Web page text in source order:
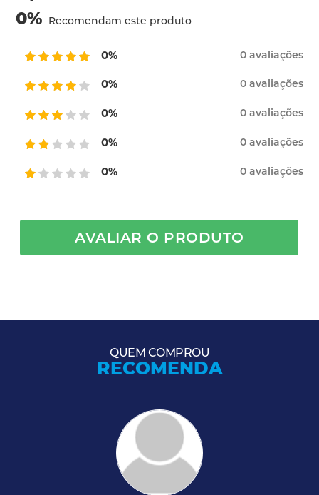
0% Recomendam este produto
0% 0 avaliações
0% 0 avaliações
0% 0 avaliações
0% 0 avaliações
0% 0 avaliações
AVALIAR O PRODUTO
QUEM COMPROU
RECOMENDA